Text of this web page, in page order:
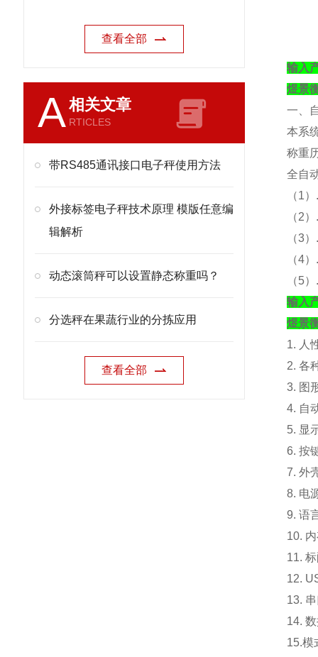
查看全部
A相关文章
RTICLES
带RS485通讯接口电子秤使用方法
外接标签电子秤技术原理 模版任意编
辑解析
动态滚筒秤可以设置静态称重吗？
分选秤在果蔬行业的分拣应用
查看全部
输入
煜景
一、
本系
称重
全自
（1
（2
（3）
（4）
（5
输入
煜景
1. 人
2. 各
3. 图
4. 自
5. 显
6. 按
7. 外
8. 电
9. 语
10.
11.
12.
13.
14.
15.模